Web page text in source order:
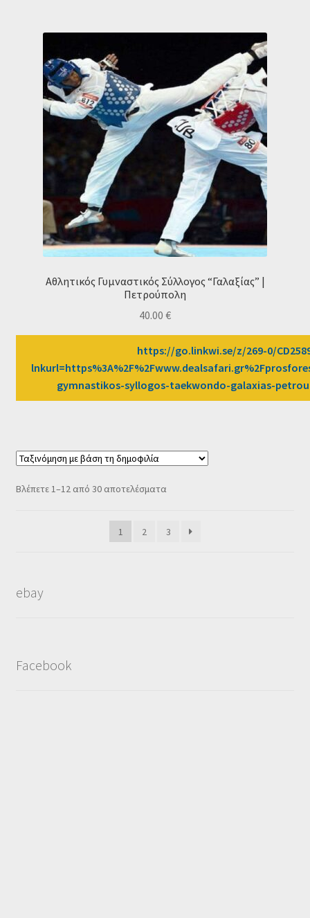
Αθλητικός Γυμναστικός Σύλλογος “Γαλαξίας” |
Πετρούπολη
40.00 €
https://go.linkwi.se/z/269-0/
gymnastikos-syllogos-taekwondo-galaxias-
Βλέπετε 1–12 από 30 αποτελέσματαSorted
1
2 3
ebay
Facebook